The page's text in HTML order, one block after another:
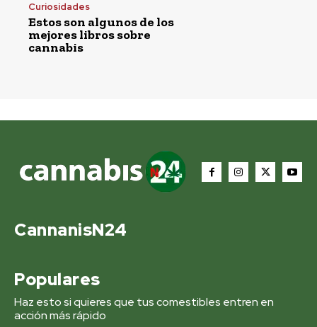
Curiosidades
Estos son algunos de los
mejores libros sobre
cannabis
CannanisN24
Populares
Haz esto si quieres que tus comestibles entren en
acción más rápido